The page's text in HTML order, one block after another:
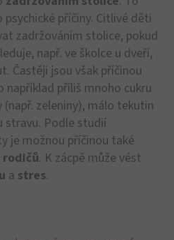
příčiny. Citlivé děti
zadržováním stolice, pokud
např. ve školce u dveří,
Častěji jsou však příčinou
například příliš mnoho cukru
zeleniny), málo tekutin
stravu. Podle studií
je možnou příčinou také
. K zácpě může vést
a stres.